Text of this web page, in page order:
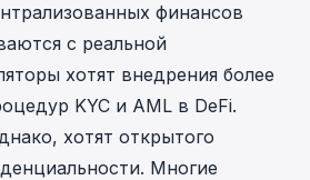
финансов
с реальной
хотят внедрения более
KYC и AML в DeFi.
хотят открытого
Многие